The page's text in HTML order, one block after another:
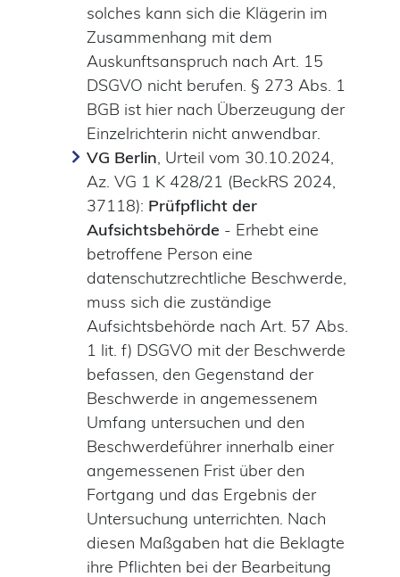
solches kann sich die Klägerin im
Zusammenhang mit dem
Auskunftsanspruch nach Art. 15
DSGVO nicht berufen. § 273 Abs. 1
BGB ist hier nach Überzeugung der
Einzelrichterin nicht anwendbar.
VG Berlin, Urteil vom 30.10.2024,
Az. VG 1 K 428/21 (BeckRS 2024,
37118): Prüfpflicht der
Aufsichtsbehörde - Erhebt eine
betroffene Person eine
datenschutzrechtliche Beschwerde,
muss sich die zuständige
Aufsichtsbehörde nach Art. 57 Abs.
1 lit. f) DSGVO mit der Beschwerde
befassen, den Gegenstand der
Beschwerde in angemessenem
Umfang untersuchen und den
Beschwerdeführer innerhalb einer
angemessenen Frist über den
Fortgang und das Ergebnis der
Untersuchung unterrichten. Nach
diesen Maßgaben hat die Beklagte
ihre Pflichten bei der Bearbeitung